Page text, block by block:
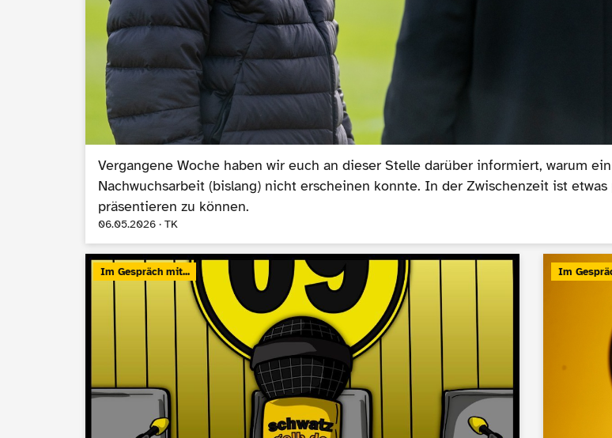
Vergangene Woche haben wir euch an dieser Stelle darüber informiert, warum
Nachwuchsarbeit (bislang) nicht erscheinen konnte. In der Zwischenzeit ist
präsentieren zu können.
06.05.2026 · TK
Im Gespräch mit... Im